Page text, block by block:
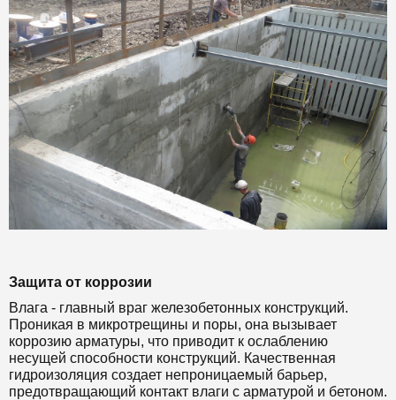
Защита от коррозии
Влага - главный враг железобетонных конструкций.
Проникая в микротрещины и поры, она вызывает
коррозию арматуры, что приводит к ослаблению
несущей способности конструкций. Качественная
гидроизоляция создает непроницаемый барьер,
предотвращающий контакт влаги с арматурой и бетоном.